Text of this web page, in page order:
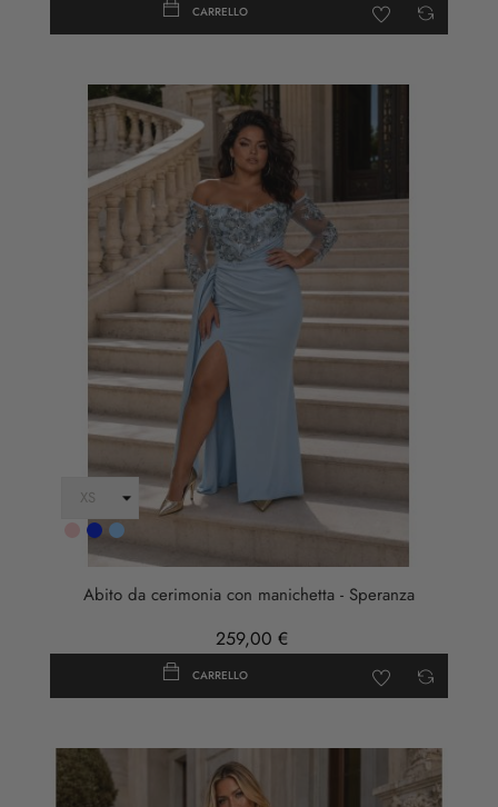
CARRELLO
RosaCobaltoAZZURRO
Abito da cerimonia con manichetta - Speranza
259,00 €
CARRELLO